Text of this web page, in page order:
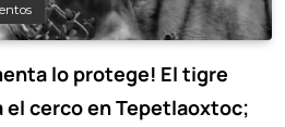
lo protege! El tigre
el cerco en Tepetlaoxtoc;